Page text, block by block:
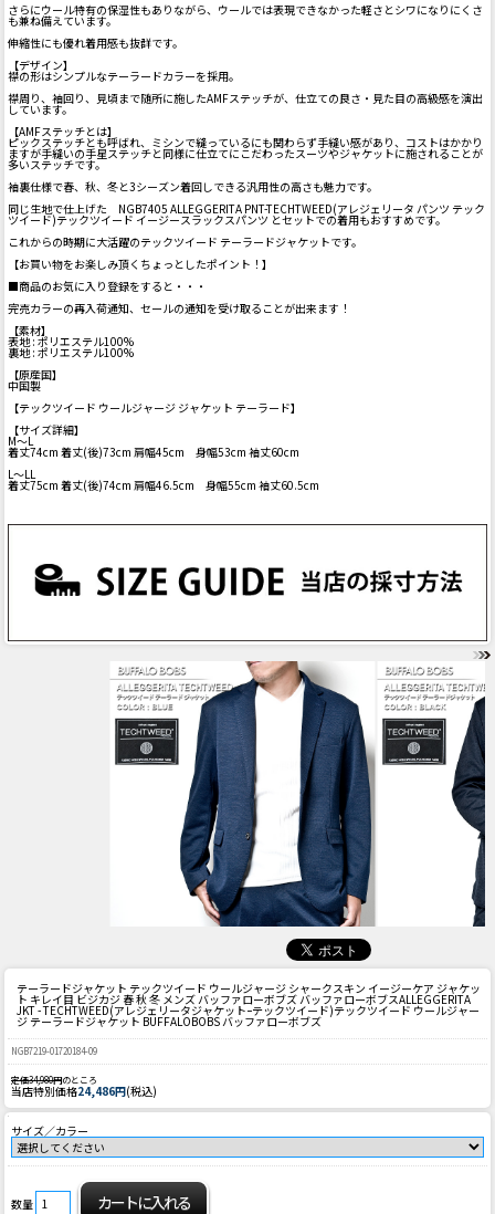
さらにウール特有の保湿性もありながら、ウールでは表現できなかった軽さとシワになりにくさ
も兼ね備えています。
伸縮性にも優れ着用感も抜群です。
【デザイン】
襟の形はシンプルなテーラードカラーを採用。
襟周り、袖回り、見頃まで随所に施したAMFステッチが、仕立ての良さ・見た目の高級感を演出
しています。
【AMFステッチとは】
ピックステッチとも呼ばれ、ミシンで縫っているにも関わらず手縫い感があり、コストはかかり
ますが手縫いの手星ステッチと同様に仕立てにこだわったスーツやジャケットに施されることが
多いステッチです。
袖裏仕様で春、秋、冬と3シーズン着回しできる汎用性の高さも魅力です。
同じ生地で仕上げた NGB7405 ALLEGGERITA PNT-TECHTWEED(アレジェリータ パンツ テック
ツイード)テックツイード イージースラックスパンツ とセットでの着用もおすすめです。
これからの時期に大活躍のテックツイード テーラードジャケットです。
【お買い物をお楽しみ頂くちょっとしたポイント！】
■商品のお気に入り登録をすると・・・
完売カラーの再入荷通知、セールの通知を受け取ることが出来ます！
【素材】
表地 : ポリエステル100%
裏地 : ポリエステル100%
【原産国】
中国製
【テックツイード ウールジャージ ジャケット テーラード】
【サイズ詳細】
M～L
着丈74cm 着丈(後)73cm 肩幅45cm 身幅53cm 袖丈60cm
L～LL
着丈75cm 着丈(後)74cm 肩幅46.5cm 身幅55cm 袖丈60.5cm
テーラードジャケット テックツイード ウールジャージ シャークスキン イージーケア ジャケッ
ト キレイ目 ビジカジ 春 秋 冬 メンズ バッファローボブズ バッファローボブスALLEGGERITA
JKT - TECHTWEED(アレジェリータジャケットｰテックツイード)テックツイード ウールジャー
ジ テーラードジャケット BUFFALOBOBS バッファローボブズ
NGB7219-01720184-09
定価34,980円のところ
当店特別価格24,486円(税込)
サイズ／カラー
数量